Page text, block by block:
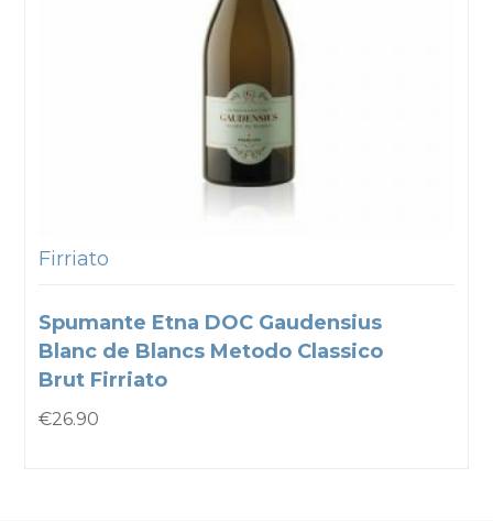
Firriato
Spumante Etna DOC Gaudensius
Blanc de Blancs Metodo Classico
Brut Firriato
€26.90